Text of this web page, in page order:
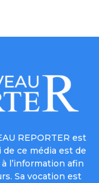
REPORTER est
de ce média est de
l’information afin
Sa vocation est